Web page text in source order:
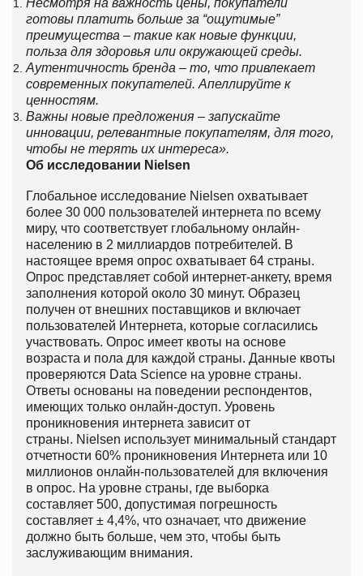
готовы платить больше за “ощутимые”
преимущества – такие как новые функции,
польза для здоровья или окружающей среды.
Аутентичность бренда – то, что привлекает
современных покупателей. Апеллируйте к
ценностям.
Важны новые предложения – запускайте
инновации, релевантные покупателям, для того,
чтобы не терять их интереса».
Об исследовании Nielsen
Глобальное исследование Nielsen охватывает
более 30 000 пользователей интернета по всему
миру, что соответствует глобальному онлайн-
населению в 2 миллиардов потребителей. В
настоящее время опрос охватывает 64 страны.
Опрос представляет собой интернет-анкету, время
заполнения которой около 30 минут. Образец
получен от внешних поставщиков и включает
пользователей Интернета, которые согласились
участвовать. Опрос имеет квоты на основе
возраста и пола для каждой страны. Данные квоты
проверяются Data Science на уровне страны.
Ответы основаны на поведении респондентов,
имеющих только онлайн-доступ. Уровень
проникновения интернета зависит от
страны. Nielsen использует минимальный стандарт
отчетности 60% проникновения Интернета или 10
миллионов онлайн-пользователей для включения
в опрос. На уровне страны, где выборка
составляет 500, допустимая погрешность
составляет ± 4,4%, что означает, что движение
должно быть больше, чем это, чтобы быть
заслуживающим внимания.